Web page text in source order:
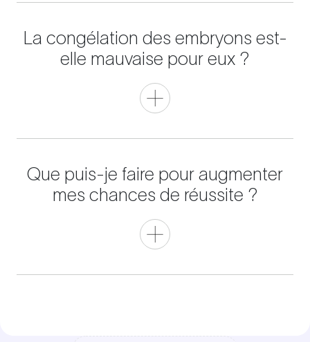
La congélation des embryons est-
elle mauvaise pour eux ?
Que puis-je faire pour augmenter
mes chances de réussite ?